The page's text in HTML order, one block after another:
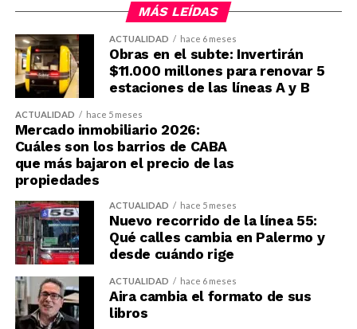
MÁS LEÍDAS
ACTUALIDAD hace 6 meses
Obras en el subte: Invertirán
$11.000 millones para renovar 5
estaciones de las líneas A y B
ACTUALIDAD hace 5 meses
Mercado inmobiliario 2026:
Cuáles son los barrios de CABA
que más bajaron el precio de las
propiedades
ACTUALIDAD hace 5 meses
Nuevo recorrido de la línea 55:
Qué calles cambia en Palermo y
desde cuándo rige
ACTUALIDAD hace 6 meses
Aira cambia el formato de sus
libros